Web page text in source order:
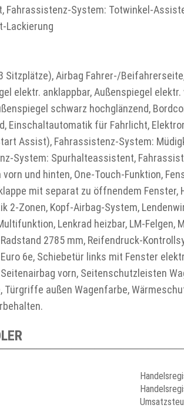
Fahrassistenz-System: Totwinkel-
Lackierung
Sitzplätze), Airbag Fahrer-/
elektr. anklappbar, Außenspiegel
schwarz hochglänzend,
Einschaltautomatik für Fahrlicht,
Assist), Fahrassistenz-System:
System: Spurhalteassistent,
und hinten, One-Touch-Funktion,
mit separat zu öffnendem Fenster,
2-Zonen, Kopf-Airbag-System,
Lenkrad heizbar, LM-Felgen,
2785 mm, Reifendruck-
6e, Schiebetür links mit Fenster
vorn, Seitenschutzleisten
Türgriffe außen Wagenfarbe,